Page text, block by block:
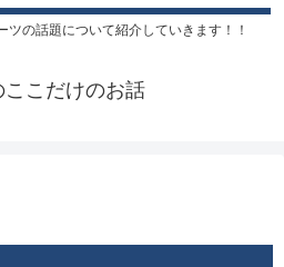
ツの話題について紹介していきます！！
ここだけのお話